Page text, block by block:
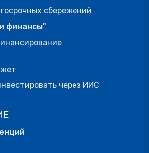
сбережений
финансы"
через ИИС